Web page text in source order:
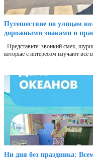
Путешествие по улицам
дорожными знаками и
Представьте: звонкий смех,
которые с интересом изучают всё
Ни дня без праздника: